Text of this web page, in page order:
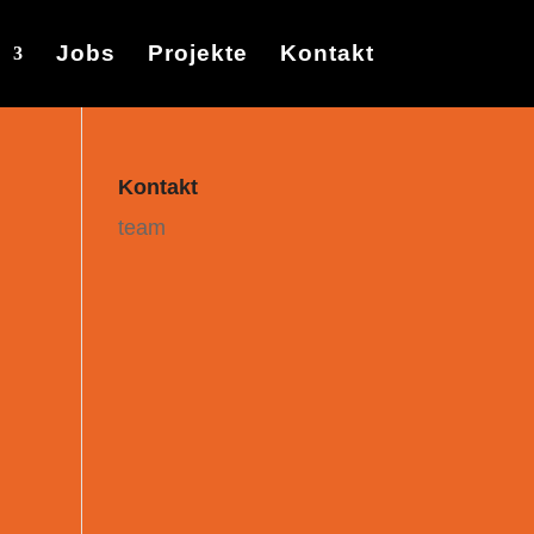
Jobs Projekte Kontakt
Kontakt
team